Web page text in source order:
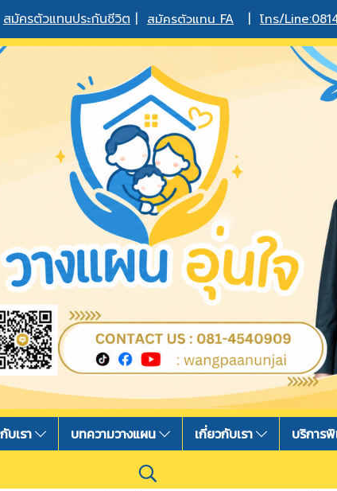
สมัครตัวแทนประกันชีวิต สมัครตัวแทน FA โทร/
บเรา บทความวางแผน เกี่ยวกับเรา บริการ